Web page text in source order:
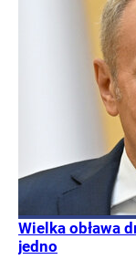
Wielka obława
jedno